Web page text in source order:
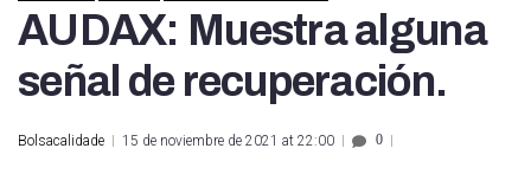
AUDAX: Muestra alguna
señal de recuperación.
Bolsacalidade 15 de noviembre de 2021 at 22:00 0